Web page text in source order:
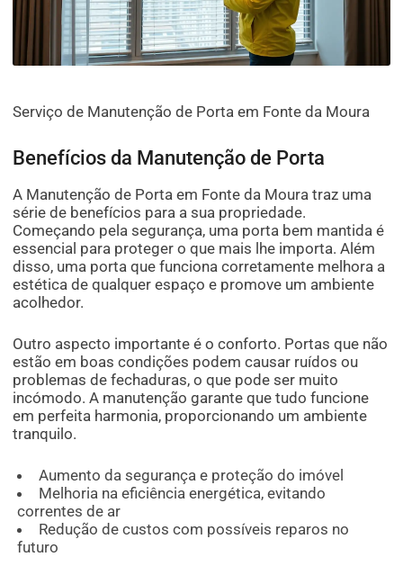
Serviço de Manutenção de Porta em Fonte da Moura
Benefícios da Manutenção de Porta
A Manutenção de Porta em Fonte da Moura traz uma
série de benefícios para a sua propriedade.
Começando pela segurança, uma porta bem mantida é
essencial para proteger o que mais lhe importa. Além
disso, uma porta que funciona corretamente melhora a
estética de qualquer espaço e promove um ambiente
acolhedor.
Outro aspecto importante é o conforto. Portas que não
estão em boas condições podem causar ruídos ou
problemas de fechaduras, o que pode ser muito
incómodo. A manutenção garante que tudo funcione
em perfeita harmonia, proporcionando um ambiente
tranquilo.
Aumento da segurança e proteção do imóvel
Melhoria na eficiência energética, evitando
correntes de ar
Redução de custos com possíveis reparos no
futuro